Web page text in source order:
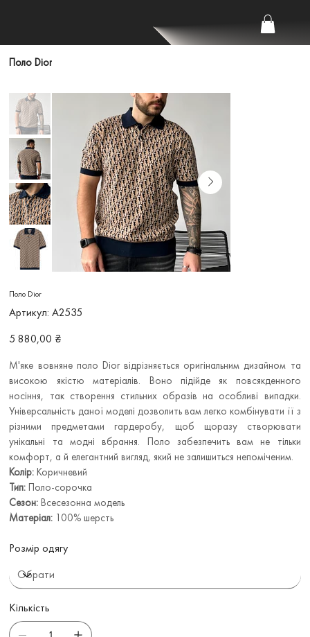
Поло Dior
Поло Dior
Артикул:
Артикул
A2535
A2535
Ціна
5 880,00 ₴
М'яке вовняне поло Dior відрізняється оригінальним дизайном та
високою якістю матеріалів. Воно підійде як повсякденного
носіння, так створення стильних образів на особливі випадки.
Універсальність даної моделі дозволить вам легко комбінувати її з
різними предметами гардеробу, щоб щоразу створювати
унікальні та модні вбрання. Поло забезпечить вам не тільки
комфорт, а й елегантний вигляд, який не залишиться непоміченим.
Колір: Коричневий
Тип: Поло-сорочка
Сезон: Всесезонна модель
Матеріал: 100% шерсть
Розмір одягу
Кількість